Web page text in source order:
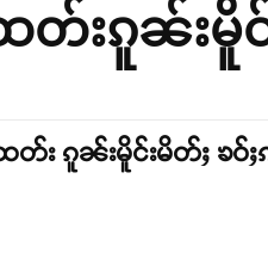
တ်းၵူၼ်းမိူ
း ၵူၼ်းမိူင်းမိတ်ႈ ၶဝ်ႈ